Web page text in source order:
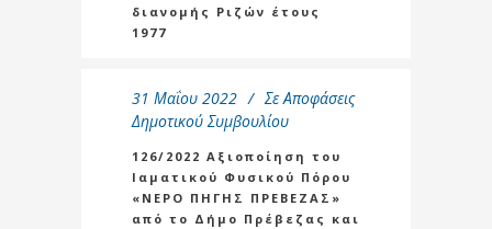
διανομής Ριζών έτους
1977
31 Μαΐου 2022 Σε Αποφάσεις
Δημοτικού Συμβουλίου
126/2022 Αξιοποίηση του
Ιαματικού Φυσικού Πόρου
«ΝΕΡΟ ΠΗΓΗΣ ΠΡΕΒΕΖΑΣ»
από το Δήμο Πρέβεζας και